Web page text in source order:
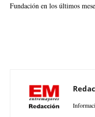
Fundación en los últimos